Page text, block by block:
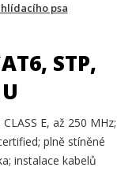
psa
STP,
E, až 250 MHz;
plně stíněné
instalace kabelů